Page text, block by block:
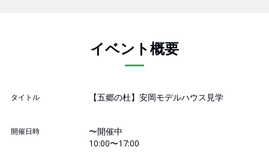
イベント概要
タイトル 【五郷の杜】安岡モデルハウス見学
開催日時
〜開催中
10:00〜17:00